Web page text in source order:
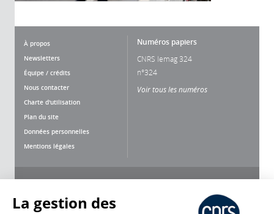
À propos
Newsletters
Équipe / crédits
Nous contacter
Charte d'utilisation
Plan du site
Données personnelles
Mentions légales
Numéros papiers
CNRS lemag 324
n°324
Voir tous les numéros
La gestion des